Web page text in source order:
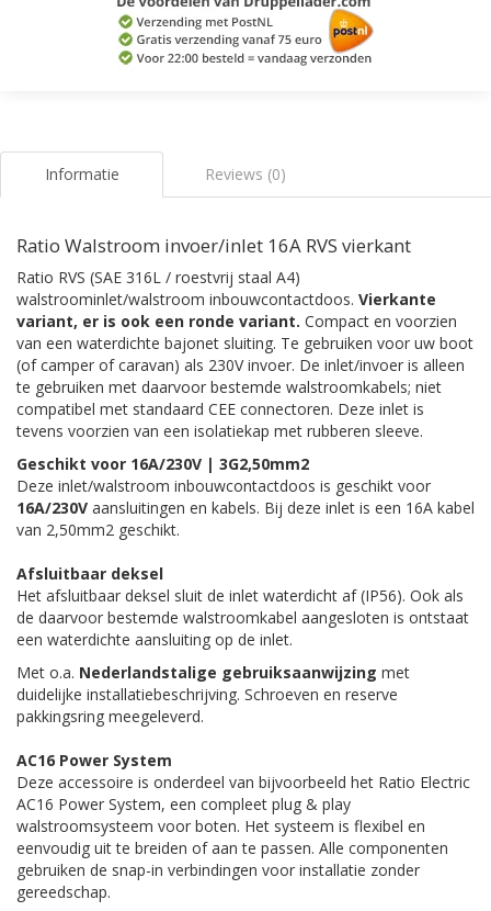
Informatie Reviews (0)
Ratio Walstroom invoer/inlet 16A RVS vierkant
Ratio RVS (SAE 316L / roestvrij staal A4)
walstroominlet/walstroom inbouwcontactdoos. Vierkante
variant, er is ook een ronde variant. Compact en voorzien
van een waterdichte bajonet sluiting. Te gebruiken voor uw boot
(of camper of caravan) als 230V invoer. De inlet/invoer is alleen
te gebruiken met daarvoor bestemde walstroomkabels; niet
compatibel met standaard CEE connectoren. Deze inlet is
tevens voorzien van een isolatiekap met rubberen sleeve.
Geschikt voor 16A/230V | 3G2,50mm2
Deze inlet/walstroom inbouwcontactdoos is geschikt voor
16A/230V aansluitingen en kabels. Bij deze inlet is een 16A kabel
van 2,50mm2 geschikt.
Afsluitbaar deksel
Het afsluitbaar deksel sluit de inlet waterdicht af (IP56). Ook als
de daarvoor bestemde walstroomkabel aangesloten is ontstaat
een waterdichte aansluiting op de inlet.
Met o.a. Nederlandstalige gebruiksaanwijzing met
duidelijke installatiebeschrijving. Schroeven en reserve
pakkingsring meegeleverd.
AC16 Power System
Deze accessoire is onderdeel van bijvoorbeeld het Ratio Electric
AC16 Power System, een compleet plug & play
walstroomsysteem voor boten. Het systeem is flexibel en
eenvoudig uit te breiden of aan te passen. Alle componenten
gebruiken de snap-in verbindingen voor installatie zonder
gereedschap.